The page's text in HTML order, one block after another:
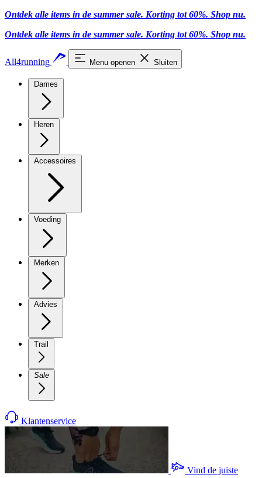
Ontdek alle items in de summer sale. Korting tot 60%. Shop nu.
Ontdek alle items in de summer sale. Korting tot 60%. Shop nu.
All4running Menu openen Sluiten
Dames
Heren
Accessoires
Voeding
Merken
Advies
Trail
Sale
Klantenservice
Vind de juiste